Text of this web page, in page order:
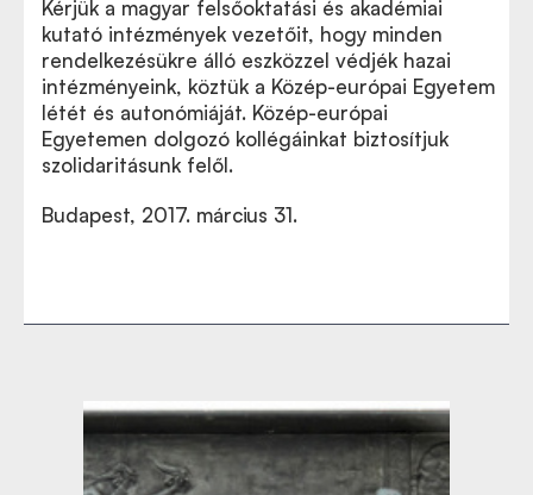
Kérjük a magyar felsőoktatási és akadémiai
kutató intézmények vezetőit, hogy minden
rendelkezésükre álló eszközzel védjék hazai
intézményeink, köztük a Közép-európai Egyetem
létét és autonómiáját. Közép-európai
Egyetemen dolgozó kollégáinkat biztosítjuk
szolidaritásunk felől.
Budapest, 2017. március 31.